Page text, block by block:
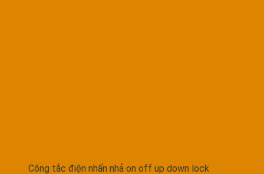
Công tắc điện nhấn nhả on off up down lock